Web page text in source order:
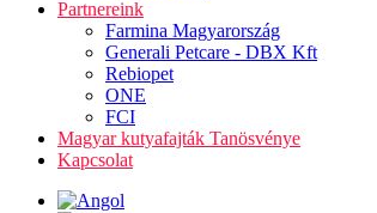
Partnereink
Farmina Magyarország
Generali Petcare - DBX Kft
Rebiopet
ONE
FCI
Magyar kutyafajták Tanösvénye
Kapcsolat